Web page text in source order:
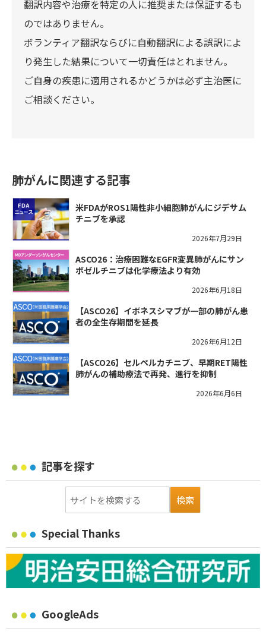
翻訳内容や治療を特定の人に推奨または保証するも
のではありません。
ボランティア翻訳ならびに自動翻訳による誤訳によ
り発生した結果について一切責任はとれません。
ご自身の疾患に適用されるかどうかは必ず主治医に
ご相談ください。
肺がんに関連する記事
米FDAがROS1陽性非小細胞肺がんにジデサム
チニブを承認
2026年7月29日
ASCO26：治療困難なEGFR変異肺がんにサン
ボゼルチニブは化学療法より有効
2026年6月18日
【ASCO26】イボネスシマブが一部の肺がん患
者の全生存期間を延長
2026年6月12日
【ASCO26】セルペルカチニブ、早期RET陽性
肺がんの補助療法で再発、進行を抑制
2026年6月6日
記事を探す
Special Thanks
GoogleAds